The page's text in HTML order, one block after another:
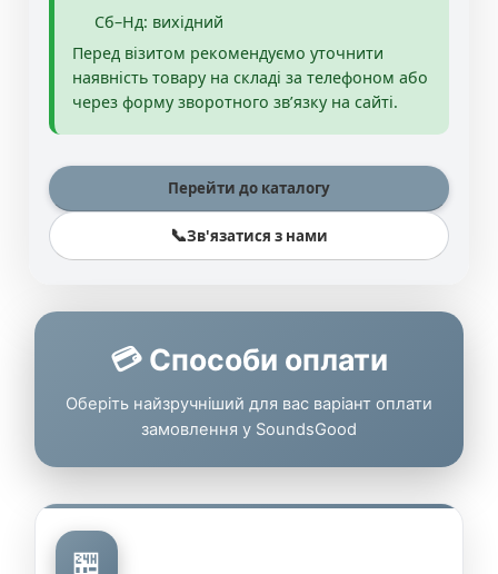
Сб–Нд: вихідний
Перед візитом рекомендуємо уточнити
наявність товару на складі за телефоном або
через форму зворотного зв’язку на сайті.
Перейти до каталогу
📞Зв'язатися з нами
💳 Способи оплати
Оберіть найзручніший для вас варіант оплати
замовлення у SoundsGood
🏪